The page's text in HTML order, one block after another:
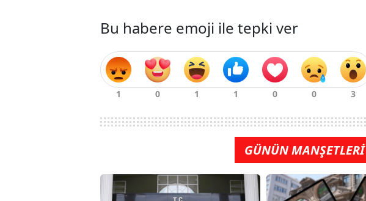
Bu habere emoji ile tepki ver
GÜNÜN MANŞETLERİ